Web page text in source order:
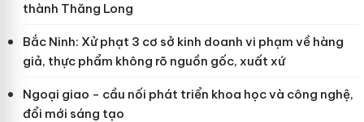
thành Thăng Long
Bắc Ninh: Xử phạt 3 cơ sở kinh doanh vi phạm về hàng
giả, thực phẩm không rõ nguồn gốc, xuất xứ
Ngoại giao - cầu nối phát triển khoa học và công nghệ,
đổi mới sáng tạo